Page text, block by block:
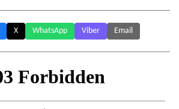
X WhatsApp Viber Email